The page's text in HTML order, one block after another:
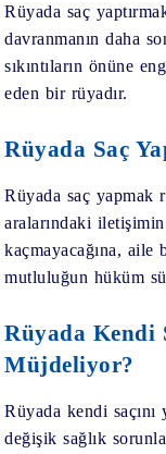
Rüyada saç
davranmanın daha
sıkıntıların önüne
eden bir rüyadır.
Rüyada Saç
Rüyada saç yapmak
aralarındaki
kaçmayacağına, aile
mutluluğun hüküm
Rüyada Kendi
Müjdeliyor?
Rüyada kendi saçını
değişik sağlık